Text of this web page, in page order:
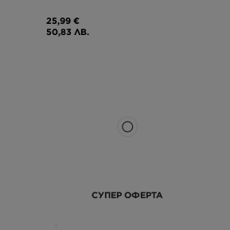
25,99 €
50,83 ЛВ.
СУПЕР ОФЕРТА